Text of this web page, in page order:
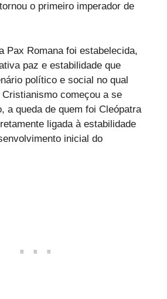
o primeiro imperador de
Pax Romana foi estabelecida,
paz e estabilidade que
político e social no qual
começou a se
a queda de quem foi Cleópatra
ligada à estabilidade
inicial do